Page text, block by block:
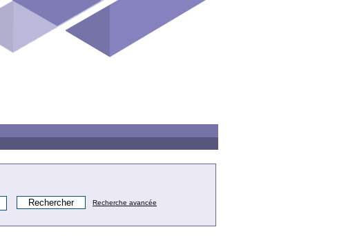
Recherche avancée